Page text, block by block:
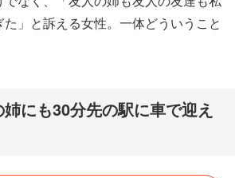
」と訴える女性。一体どういうこと
にも30分先の駅に車で迎え